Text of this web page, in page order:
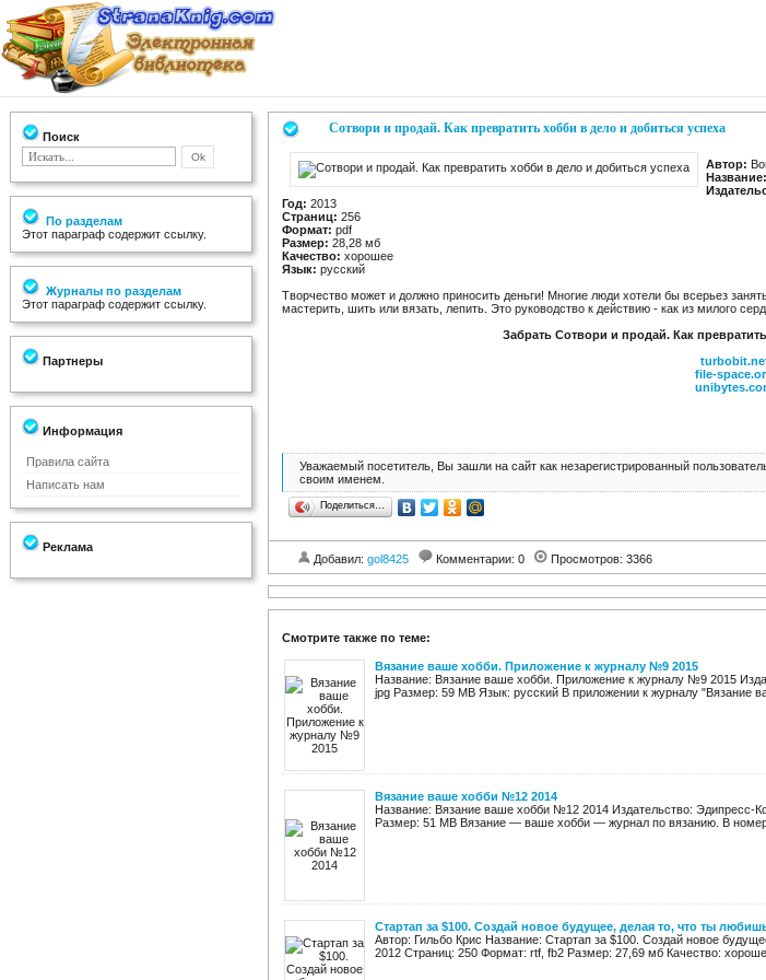
Поиск
По разделам
Этот параграф содержит ссылку.
Журналы по разделам
Этот параграф содержит ссылку.
Партнеры
Информация
Правила сайта
Написать нам
Реклама
Сотвори и продай. Как превратить хобби в дело и добиться успеха
Автор:
Название:
Год: 2013
Страниц: 256
Формат: pdf
Размер: 28,28 мб
Качество: хорошее
Язык: русский
Творчество может и должно приносить деньги! Многие люди хотели бы всерьез
мастерить, шить или вязать, лепить. Это руководство к действию - как из милого
Забрать Сотвори и продай. Как
file-
Уважаемый посетитель, Вы зашли на сайт как незарегистрированный
своим именем.
Поделиться…
Добавил: gol8425 Комментарии: 0 Просмотров: 3366
Смотрите также по теме:
Вязание ваше хобби. Приложение к журналу №9 2015
Название: Вязание ваше хобби. Приложение к журналу №9 2015
jpg Размер: 59 MB Язык: русский В приложении к журналу "Вязание
Вязание ваше хобби №12 2014
Название: Вязание ваше хобби №12 2014 Издательство:
Размер: 51 MB Вязание — ваше хобби — журнал по вязанию. В
Стартап за $100. Создай новое будущее, делая то, что ты
Автор: Гильбо Крис Название: Стартап за $100. Создай новое
2012 Страниц: 250 Формат: rtf, fb2 Размер: 27,69 мб Качество: